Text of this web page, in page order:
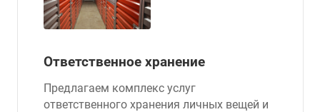
Ответственное хранение
Предлагаем комплекс услуг
ответственного хранения личных вещей и